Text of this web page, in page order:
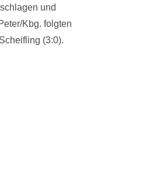
und
Kbg. folgten
(3:0).